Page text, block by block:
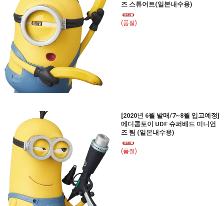
즈 스튜어트(일본내수용)
(품절)
[2020년 6월 발매/7~8월 입고예정]
메디콤토이 UDF 슈퍼배드 미니언
즈 팀 (일본내수용)
(품절)